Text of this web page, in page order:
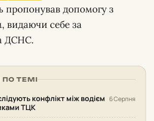
пропонував допомогу з
видаючи себе за
ДСНС.
ПО ТЕМІ
конфлікт між водієм
ТЦК
6 Серпня